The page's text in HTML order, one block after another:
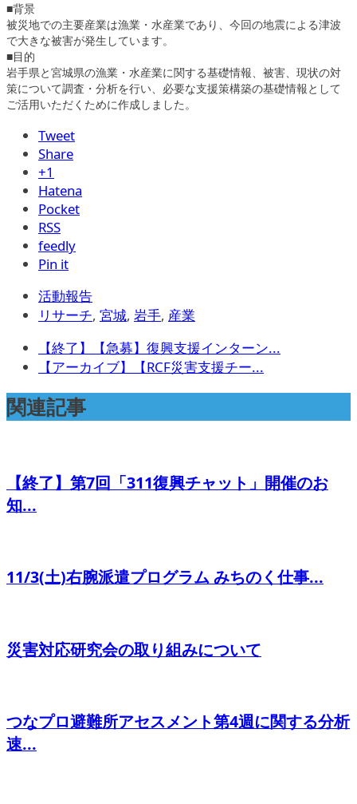
■背景
被災地での主要産業は漁業・水産業であり、今回の地震による津波
で大きな被害が発生しています。
■目的
岩手県と宮城県の漁業・水産業に関する基礎情報、被害、現状の対
策について調査・分析を行い、必要な支援策構築の基礎情報として
ご活用いただくために作成しました。
Tweet
Share
+1
Hatena
Pocket
RSS
feedly
Pin it
活動報告
リサーチ, 宮城, 岩手, 産業
【終了】【急募】復興支援インターン...
【アーカイブ】【RCF災害支援チー...
関連記事
【終了】第7回「311復興チャット」開催のお
知...
11/3(土)右腕派遣プログラム みちのく仕事...
災害対応研究会の取り組みについて
つなプロ避難所アセスメント第4週に関する分析
速...